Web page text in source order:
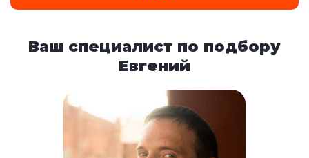
Ваш специалист по подбору
Евгений